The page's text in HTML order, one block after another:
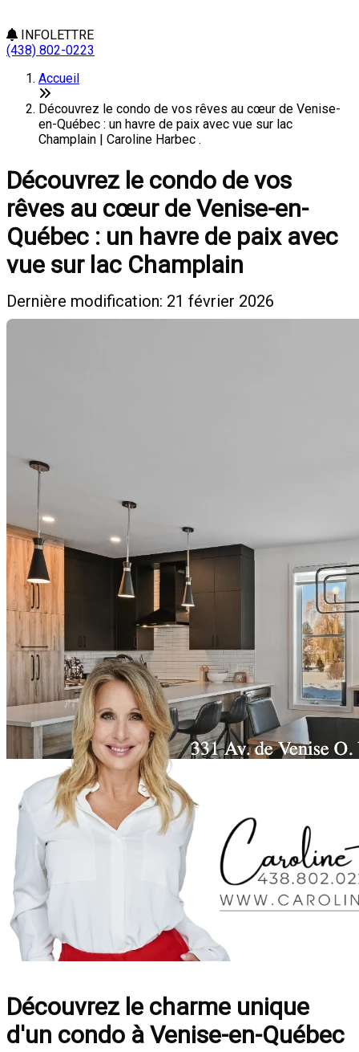
INFOLETTRE
(438) 802-0223
Accueil
Découvrez le condo de vos rêves au cœur de Venise-
en-Québec : un havre de paix avec vue sur lac
Champlain | Caroline Harbec .
Découvrez le condo de vos
rêves au cœur de Venise-en-
Québec : un havre de paix avec
vue sur lac Champlain
Dernière modification: 21 février 2026
Découvrez le charme unique
d'un condo à Venise-en-Québec